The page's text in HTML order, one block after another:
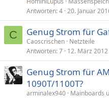
Antworten 4 20. Januar
C Genug Strom für
Caoscrischen Netzteile
Antworten 7 12. März 2012
Genug Strom für
1090T/1100T?
arminalex940 Mainboards